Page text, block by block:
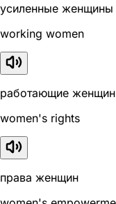
усиленные женщины
working women
работающие
women's rights
права женщин